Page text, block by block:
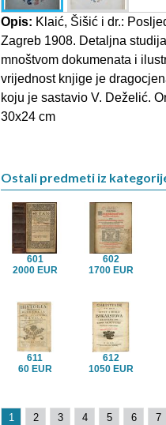
Opis: Klaić, Šišić i dr.:
Zagreb 1908. Detaljna
mnoštvom dokumenata i
vrijednost knjige je
koju je sastavio V. Deželić.
30x24 cm
Ostali predmeti iz
601
2000 EUR
602
1700 EUR
611
60 EUR
612
1050 EUR
1 2 3 4 5 6 7